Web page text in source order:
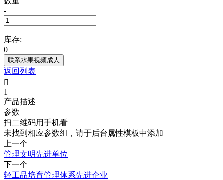
-
+
库存:
0
联系水果视频成人
返回列表

1
产品描述
参数
扫二维码用手机看
未找到相应参数组，请于后台属性模板中添加
上一个
管理文明先进单位
下一个
轻工品培育管理体系先进企业